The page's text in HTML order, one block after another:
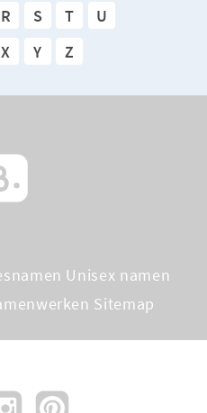
R S T
U
X Y Z
Unisex namen
Sitemap